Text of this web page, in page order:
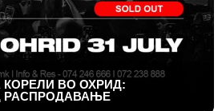
КОРЕЛИ ВО ОХРИД:
РАСПРОДАВАЊЕ